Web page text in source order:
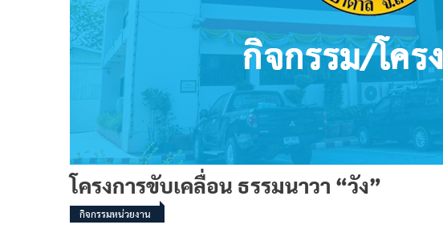
โครงการขับเคลื่อน ธรรมนาวา “วัง”
กิจกรรมหน่วยงาน